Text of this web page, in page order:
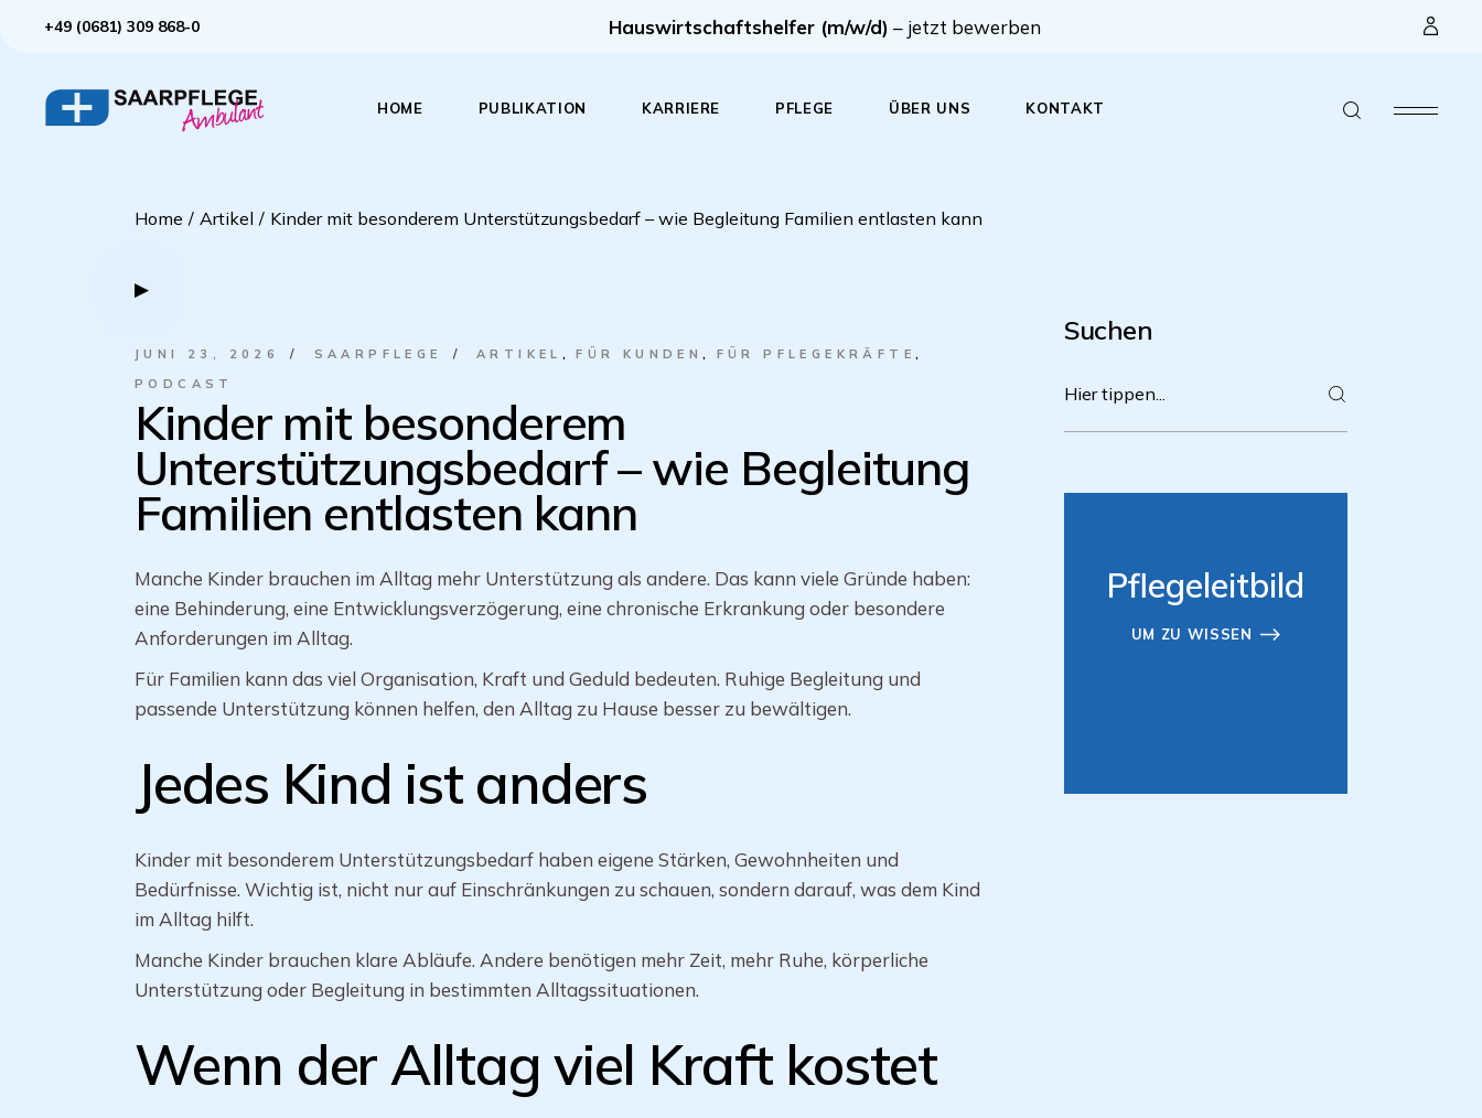
+49 (0681) 309 868-0 Hauswirtschaftshelfer (m/w/d) – jetzt bewerben
HOME PUBLIKATION KARRIERE PFLEGE
Verbundene Leistungskomplexe
ÜBER UNS KONTAKT
Home Artikel Kinder mit besonderem Unterstützungsbedarf – wie Begleitung Familien entlasten kann
JUNI 23, 2026 SAARPFLEGE ARTIKEL FÜR KUNDEN
FÜR PFLEGEKRÄFTE
PODCAST
Kinder mit besonderem
Unterstützungsbedarf – wie Begleitung
Familien entlasten kann
Manche Kinder brauchen im Alltag mehr Unterstützung als andere. Das kann viele Gründe haben:
eine Behinderung, eine Entwicklungsverzögerung, eine chronische Erkrankung oder besondere
Anforderungen im Alltag.
Für Familien kann das viel Organisation, Kraft und Geduld bedeuten. Ruhige Begleitung und
passende Unterstützung können helfen, den Alltag zu Hause besser zu bewältigen.
Jedes Kind ist anders
Kinder mit besonderem Unterstützungsbedarf haben eigene Stärken, Gewohnheiten und
Bedürfnisse. Wichtig ist, nicht nur auf Einschränkungen zu schauen, sondern darauf, was dem Kind
im Alltag hilft.
Manche Kinder brauchen klare Abläufe. Andere benötigen mehr Zeit, mehr Ruhe, körperliche
Unterstützung oder Begleitung in bestimmten Alltagssituationen.
Wenn der Alltag viel Kraft kostet
Suchen
Pflegeleitbild
UM ZU WISSEN